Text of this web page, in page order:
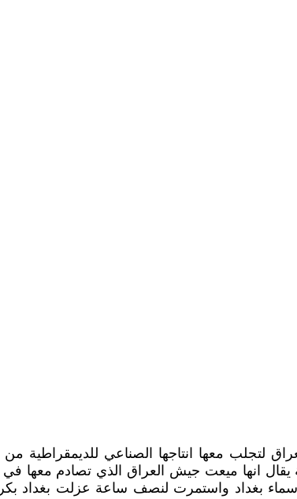
لتجلب معها انتاجها الصناعي للديمقراطية من
يقال انها ميعت جيش العراق الذي تصادم معها
سماء بغداد واستمرت لنصف ساعة عزلت بغداد